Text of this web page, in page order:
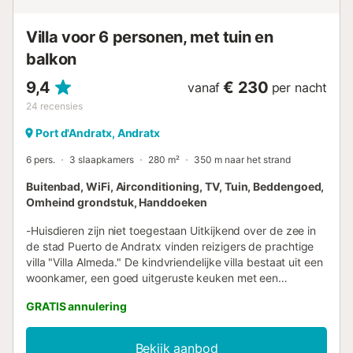
Villa voor 6 personen, met tuin en
balkon
9,4
24 recensies
vanaf € 230 per nacht
Port d'Andratx, Andratx
6 pers. 3 slaapkamers 280 m² 350 m naar het strand
Buitenbad, WiFi, Airconditioning, TV, Tuin, Beddengoed,
Omheind grondstuk, Handdoeken
-Huisdieren zijn niet toegestaan Uitkijkend over de zee in
de stad Puerto de Andratx vinden reizigers de prachtige
villa "Villa Almeda." De kindvriendelijke villa bestaat uit een
woonkamer, een goed uitgeruste keuken met een
geschikt voor 6 personen. Een babybedje en een
kinderstoel kunnen op verzoek worden toegevoegd. Extra
voorzieningen zijn WiFi, airconditioning, een televisie en
GRATIS annulering
Bekijk aanbod